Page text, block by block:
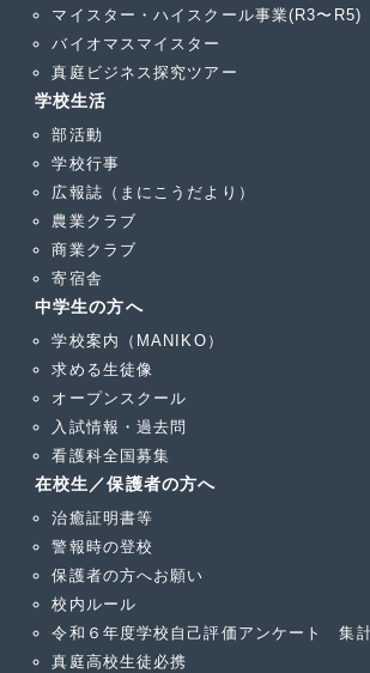
マイスター・ハイスクール事業(R3〜R5)
バイオマスマイスター
真庭ビジネス探究ツアー
学校生活
部活動
学校行事
広報誌（まにこうだより）
農業クラブ
商業クラブ
寄宿舎
中学生の方へ
学校案内（MANIKO）
求める生徒像
オープンスクール
入試情報・過去問
看護科全国募集
在校生／保護者の方へ
治癒証明書等
警報時の登校
保護者の方へお願い
校内ルール
令和６年度学校自己評価アンケート 集
真庭高校生徒必携